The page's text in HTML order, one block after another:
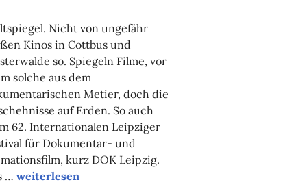
Hellerau
Nicht von ungefähr
Kinos in Cottbus und
so. Spiegeln Filme, vor
solche aus dem
Metier, doch die
auf Erden. So auch
62. Internationalen Leipziger
für Dokumentar- und
kurz DOK Leipzig.
… Dokus in Leipzig (über Dresden)
weiterlesen